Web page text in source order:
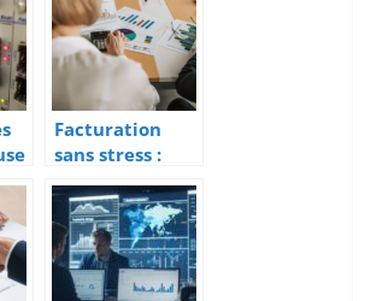
Facturation
sans stress :
plongee au
coeur de
l’automatisatio
n reussie